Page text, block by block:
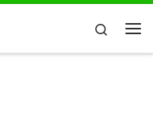
Search